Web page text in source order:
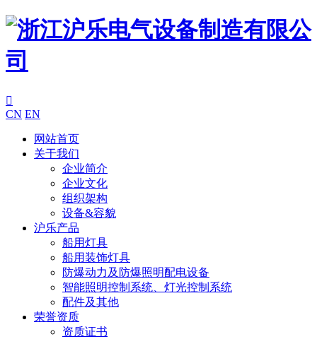

CN EN
网站首页
关于我们
企业简介
企业文化
组织架构
设备&容貌
沪乐产品
船用灯具
船用装饰灯具
防爆动力及防爆照明配电设备
智能照明控制系统、灯光控制系统
配件及其他
荣誉资质
资质证书